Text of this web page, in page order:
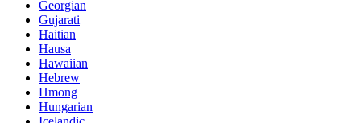
Georgian
Gujarati
Haitian
Hausa
Hawaiian
Hebrew
Hmong
Hungarian